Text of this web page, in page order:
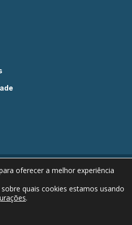
© 2022 - Todos os direitos
reservados
Verificada por
oferecer a melhor experiência
quais cookies estamos usando
.